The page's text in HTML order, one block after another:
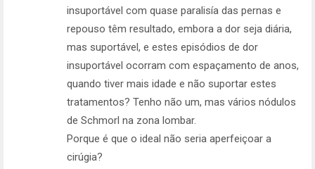
insuportável com quase paralisía das pernas e
repouso têm resultado, embora a dor seja diária,
mas suportável, e estes episódios de dor
insuportável ocorram com espaçamento de anos,
quando tiver mais idade e não suportar estes
tratamentos? Tenho não um, mas vários nódulos
de Schmorl na zona lombar.
Porque é que o ideal não seria aperfeiçoar a
cirúgia?